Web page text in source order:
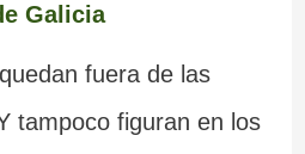
Galicia
fuera de las
tampoco figuran en los